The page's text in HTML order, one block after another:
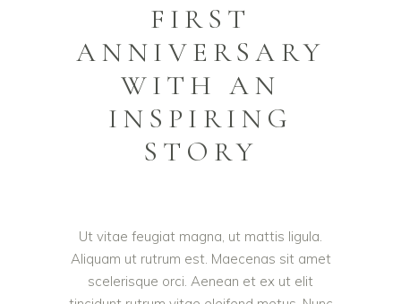
FIRST
ANNIVERSARY
WITH AN
INSPIRING
STORY
Ut vitae feugiat magna, ut mattis ligula.
Aliquam ut rutrum est. Maecenas sit amet
scelerisque orci. Aenean et ex ut elit